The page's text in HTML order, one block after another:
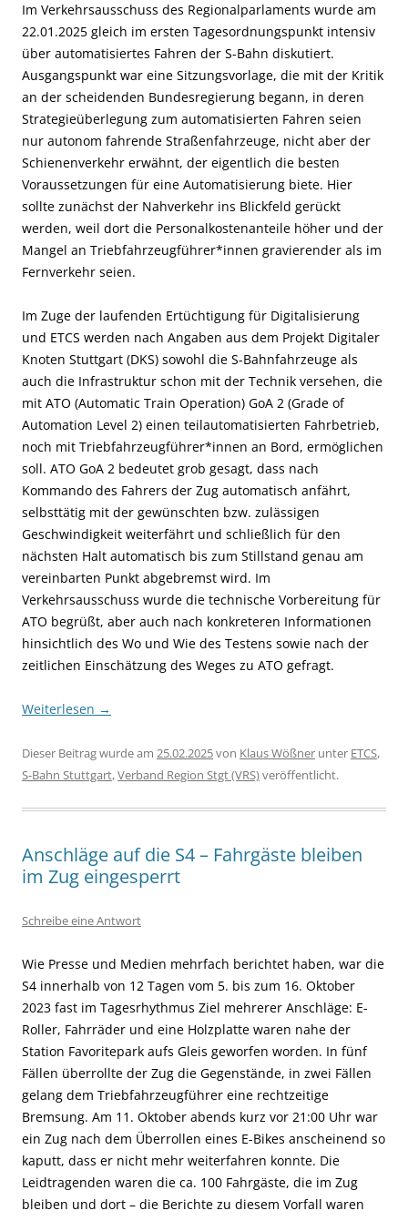
Im Verkehrsausschuss des Regionalparlaments wurde am
22.01.2025 gleich im ersten Tagesordnungspunkt intensiv
über automatisiertes Fahren der S-Bahn diskutiert.
Ausgangspunkt war eine Sitzungsvorlage, die mit der Kritik
an der scheidenden Bundesregierung begann, in deren
Strategieüberlegung zum automatisierten Fahren seien
nur autonom fahrende Straßenfahrzeuge, nicht aber der
Schienenverkehr erwähnt, der eigentlich die besten
Voraussetzungen für eine Automatisierung biete. Hier
sollte zunächst der Nahverkehr ins Blickfeld gerückt
werden, weil dort die Personalkostenanteile höher und der
Mangel an Triebfahrzeugführer*innen gravierender als im
Fernverkehr seien.
Im Zuge der laufenden Ertüchtigung für Digitalisierung
und ETCS werden nach Angaben aus dem Projekt Digitaler
Knoten Stuttgart (DKS) sowohl die S-Bahnfahrzeuge als
auch die Infrastruktur schon mit der Technik versehen, die
mit ATO (Automatic Train Operation) GoA 2 (Grade of
Automation Level 2) einen teilautomatisierten Fahrbetrieb,
noch mit Triebfahrzeugführer*innen an Bord, ermöglichen
soll. ATO GoA 2 bedeutet grob gesagt, dass nach
Kommando des Fahrers der Zug automatisch anfährt,
selbsttätig mit der gewünschten bzw. zulässigen
Geschwindigkeit weiterfährt und schließlich für den
nächsten Halt automatisch bis zum Stillstand genau am
vereinbarten Punkt abgebremst wird. Im
Verkehrsausschuss wurde die technische Vorbereitung für
ATO begrüßt, aber auch nach konkreteren Informationen
hinsichtlich des Wo und Wie des Testens sowie nach der
zeitlichen Einschätzung des Weges zu ATO gefragt.
Weiterlesen →
Dieser Beitrag wurde am 25.02.2025von Klaus Wößner unter ETCS,
S-Bahn Stuttgart,Verband Region Stgt (VRS)veröffentlicht.
Anschläge auf die S4 – Fahrgäste bleiben
im Zug eingesperrt
Schreibe eine Antwort
Wie Presse und Medien mehrfach berichtet haben, war die
S4 innerhalb von 12 Tagen vom 5. bis zum 16. Oktober
2023 fast im Tagesrhythmus Ziel mehrerer Anschläge: E-
Roller, Fahrräder und eine Holzplatte waren nahe der
Station Favoritepark aufs Gleis geworfen worden. In fünf
Fällen überrollte der Zug die Gegenstände, in zwei Fällen
gelang dem Triebfahrzeugführer eine rechtzeitige
Bremsung. Am 11. Oktober abends kurz vor 21:00 Uhr war
ein Zug nach dem Überrollen eines E-Bikes anscheinend so
kaputt, dass er nicht mehr weiterfahren konnte. Die
Leidtragenden waren die ca. 100 Fahrgäste, die im Zug
bleiben und dort – die Berichte zu diesem Vorfall waren